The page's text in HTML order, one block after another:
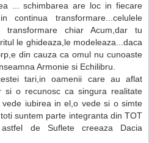
... schimbarea are loc in fiecare
transformare...celulele
chiar Acum,dar tu
le ghideaza,le modeleaza...daca
din cauza ca omul nu cunoaste
Armonie si Echilibru.
tari,in oamenii care au aflat
si o recunosc ca singura realitate
iubirea in el,o vede si o simte
suntem parte integranta din TOT
de Suflete creeaza Dacia